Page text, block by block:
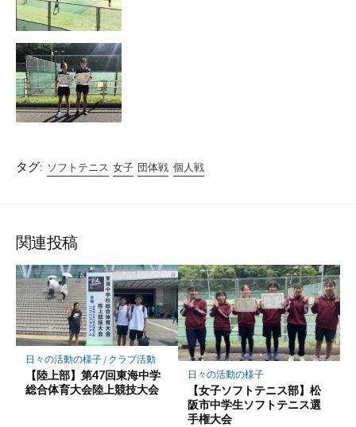
タグ: ソフトテニス 女子 団体戦 個人戦
関連投稿
日々の活動の様子/ クラブ活動
【陸上部】第47回東海中学
総合体育大会陸上競技大会
日々の活動の様子
【女子ソフトテニス部】松
阪市中学生ソフトテニス選
手権大会